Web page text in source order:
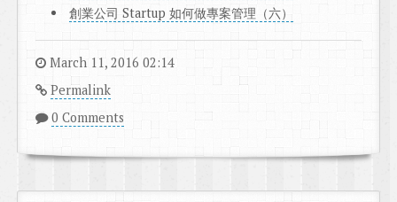
創業公司 Startup 如何做專案管理（六）
March 11, 2016 02:14
Permalink
0 Comments